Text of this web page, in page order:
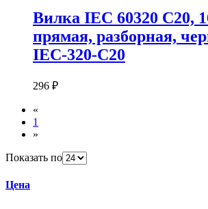
Вилка IEC 60320 C20,
прямая, разборная,
IEC-320-C20
296 ₽
«
1
»
Показать по
Цена